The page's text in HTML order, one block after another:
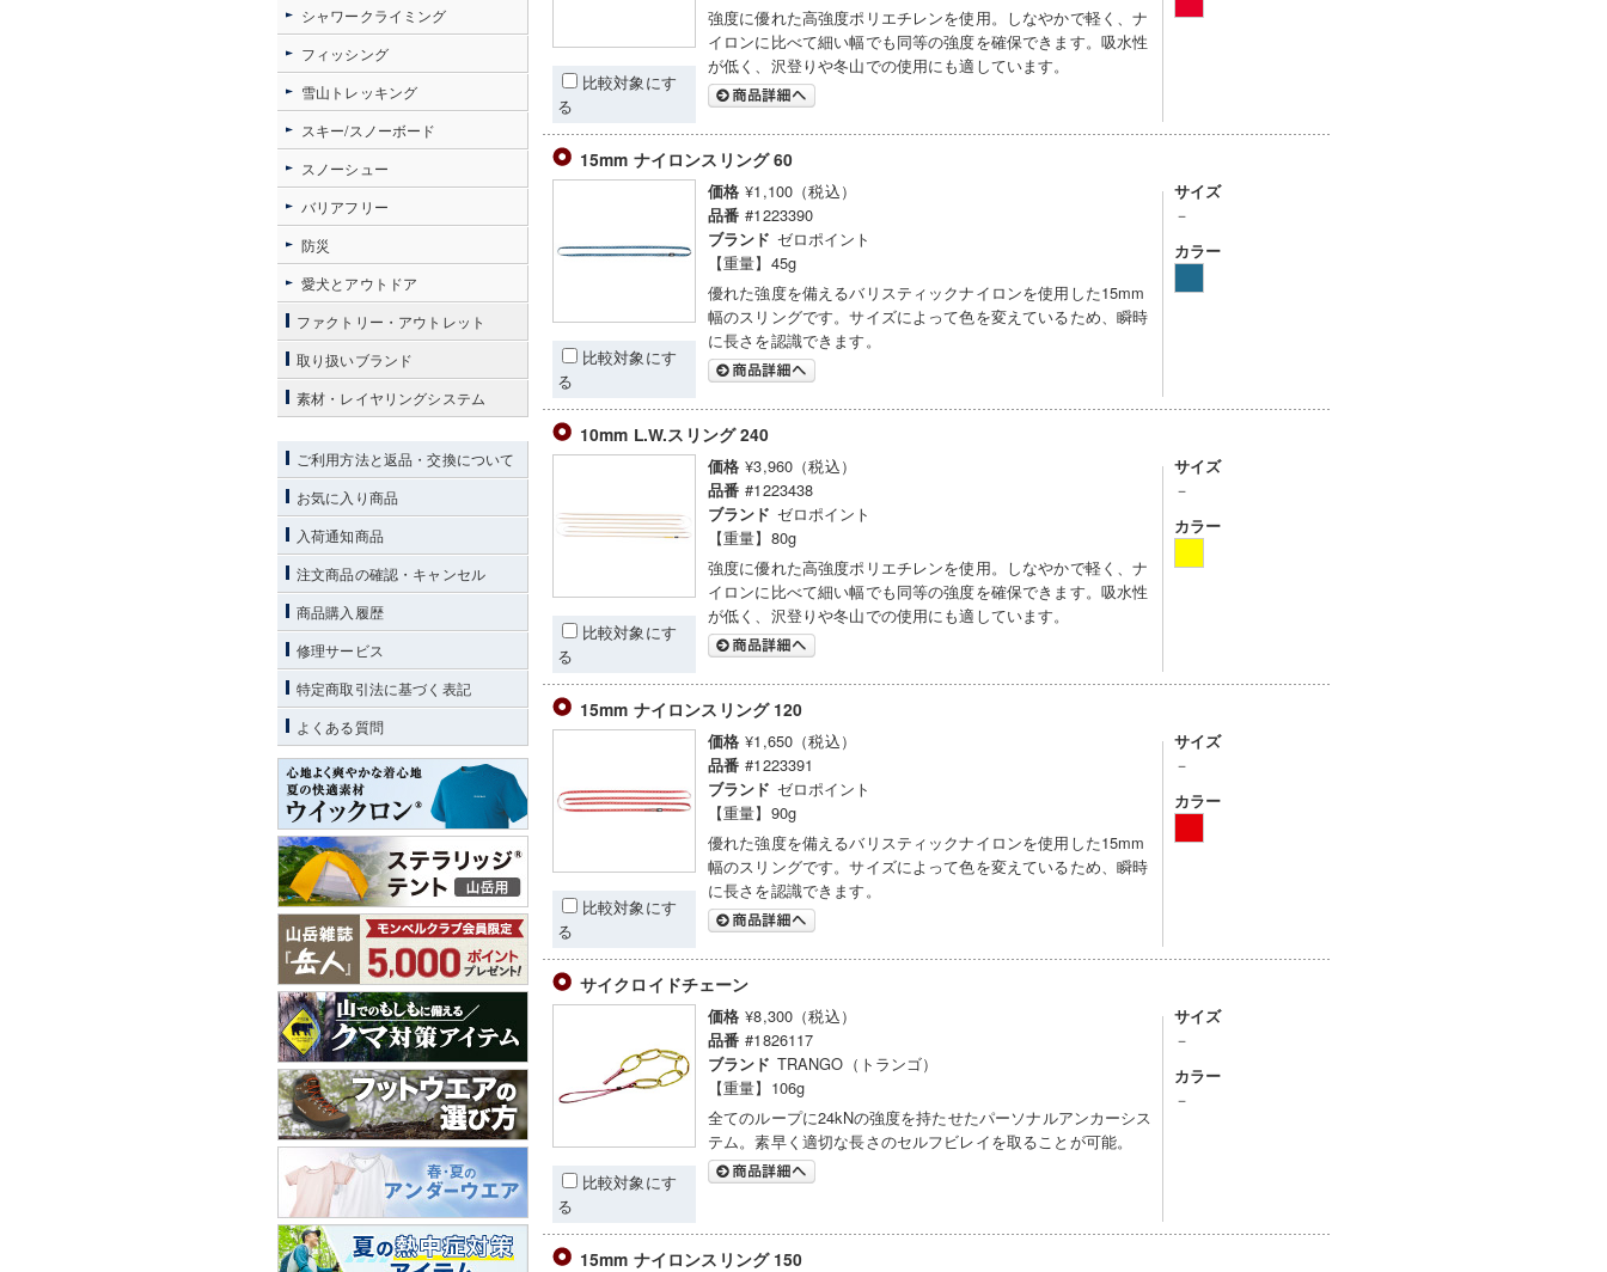
比較対象にす
る
強度に優れた高強度ポリエチレンを使用。しなやかで軽く、ナ
イロンに比べて細い幅でも同等の強度を確保できます。吸水性
が低く、沢登りや冬山での使用にも適しています。
15mm ナイロンスリング 60
比較対象にす
る
価格 ¥1,100（税込）
品番 #1223390
ブランド ゼロポイント
【重量】45g
優れた強度を備えるバリスティックナイロンを使用した15mm
幅のスリングです。サイズによって色を変えているため、瞬時
に長さを認識できます。
サイズ
－
カラー
10mm L.W.スリング 240
比較対象にす
る
価格 ¥3,960（税込）
品番 #1223438
ブランド ゼロポイント
【重量】80g
強度に優れた高強度ポリエチレンを使用。しなやかで軽く、ナ
イロンに比べて細い幅でも同等の強度を確保できます。吸水性
が低く、沢登りや冬山での使用にも適しています。
サイズ
－
カラー
15mm ナイロンスリング 120
比較対象にす
る
価格 ¥1,650（税込）
品番 #1223391
ブランド ゼロポイント
【重量】90g
優れた強度を備えるバリスティックナイロンを使用した15mm
幅のスリングです。サイズによって色を変えているため、瞬時
に長さを認識できます。
サイズ
－
カラー
サイクロイドチェーン
比較対象にす
る
価格 ¥8,300（税込）
品番 #1826117
ブランド TRANGO（トランゴ）
【重量】106g
全てのループに24kNの強度を持たせたパーソナルアンカーシス
テム。素早く適切な長さのセルフビレイを取ることが可能。
サイズ
－
カラー
－
15mm ナイロンスリング 150
シャワークライミング
フィッシング
雪山トレッキング
スキー/スノーボード
スノーシュー
バリアフリー
防災
愛犬とアウトドア
ファクトリー・アウトレット
取り扱いブランド
素材・レイヤリングシステム
ご利用方法と返品・交換について
お気に入り商品
入荷通知商品
注文商品の確認・キャンセル
商品購入履歴
修理サービス
特定商取引法に基づく表記
よくある質問